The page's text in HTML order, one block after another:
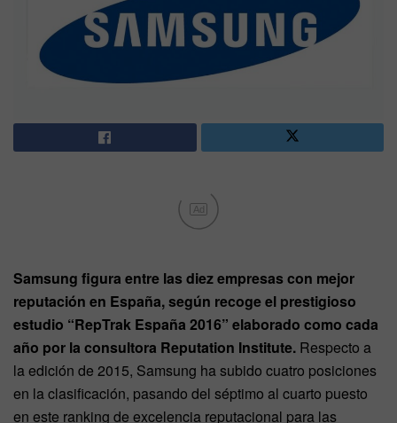
Ad
Samsung figura entre las diez empresas con mejor
reputación en España, según recoge el prestigioso
estudio “RepTrak España 2016” elaborado como cada
año por la consultora Reputation Institute. Respecto a
la edición de 2015, Samsung ha subido cuatro posiciones
en la clasificación, pasando del séptimo al cuarto puesto
en este ranking de excelencia reputacional para las